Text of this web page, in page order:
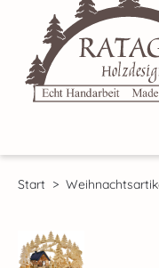
Start
Bildergalerie